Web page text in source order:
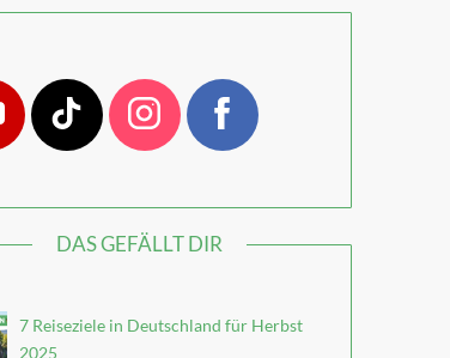
DAS GEFÄLLT DIR
7 Reiseziele in Deutschland für Herbst
2025